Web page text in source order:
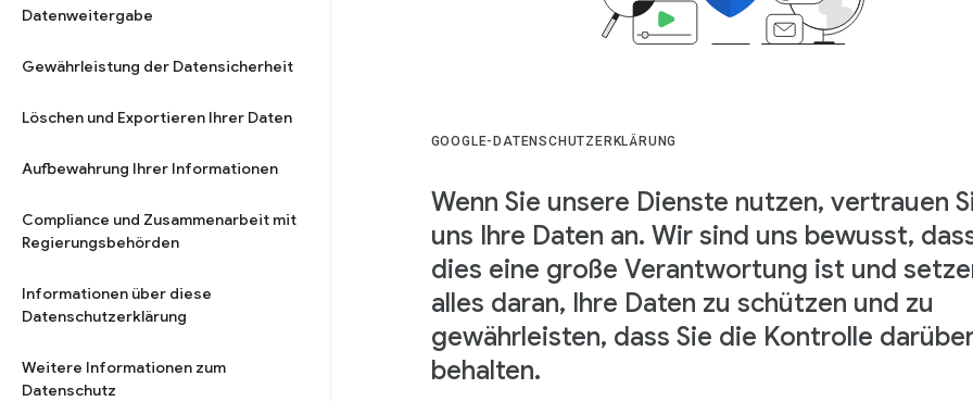
Datenweitergabe
Gewährleistung der Datensicherheit
Löschen und Exportieren Ihrer Daten
Aufbewahrung Ihrer Informationen
Compliance und Zusammenarbeit mit
Regierungsbehörden
Informationen über diese
Datenschutzerklärung
Weitere Informationen zum
Datenschutz
GOOGLE-DATENSCHUTZERKLÄRUNG
Wenn Sie unsere Dienste nutzen, vertrauen
uns Ihre Daten an. Wir sind uns bewusst,
dies eine große Verantwortung ist und
alles daran, Ihre Daten zu schützen und zu
gewährleisten, dass Sie die Kontrolle
behalten.